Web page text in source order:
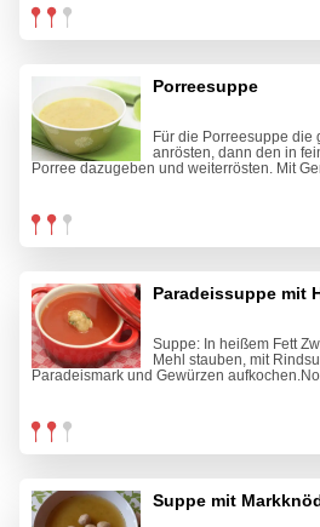
Porreesuppe
Für die Porreesuppe die
anrösten, dann den in
Porree dazugeben und weiterrösten. Mit
Paradeissuppe mit
Suppe: In heißem Fett
Mehl stauben, mit
Paradeismark und Gewürzen
Suppe mit